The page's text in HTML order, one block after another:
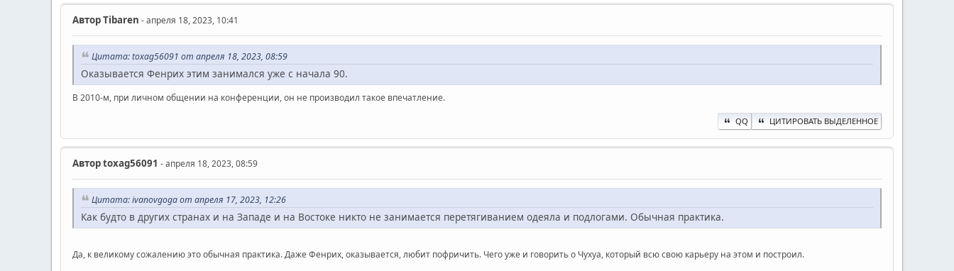
АвторTibaren - апреля 18, 2023, 10:41
Цитата: toxag56091 от апреля 18, 2023, 08:59
Оказывается Фенрих этим занимался уже с начала 90.
В 2010-м, при личном общении на конференции, он не производил такое впечатление.
QQ ЦИТИРОВАТЬ ВЫДЕЛЕННОЕ
Авторtoxag56091 - апреля 18, 2023, 08:59
Цитата: ivanovgoga от апреля 17, 2023, 12:26
Как будто в других странах и на Западе и на Востоке никто не занимается перетягиванием одеяла и подлогами. Обычная практика.
Да, к великому сожалению это обычная практика. Даже Фенрих, оказывается, любит пофричить. Чего уже и говорить о Чухуа, который всю свою карьеру на этом и построил.